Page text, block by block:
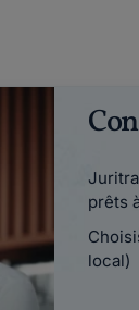
prêts
local)